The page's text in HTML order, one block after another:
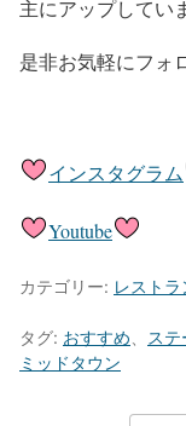
主にアップしてい
是非お気軽にフォ
インスタグラム
Youtube
カテゴリー: レストラ
タグ: おすすめ、 ステ
ミッドタウン